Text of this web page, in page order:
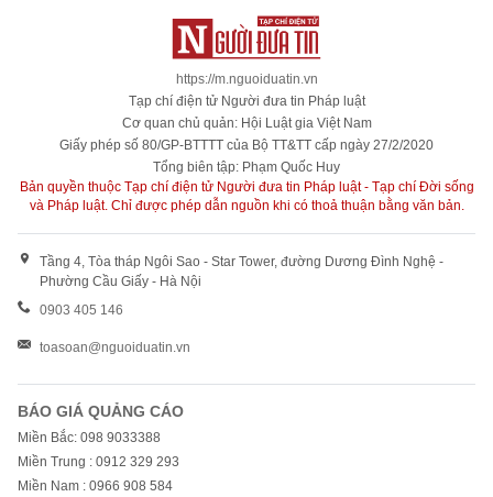
https://m.nguoiduatin.vn
Tạp chí điện tử Người đưa tin Pháp luật
Cơ quan chủ quản: Hội Luật gia Việt Nam
Giấy phép số 80/GP-BTTTT của Bộ TT&TT cấp ngày 27/2/2020
Tổng biên tập: Phạm Quốc Huy
Bản quyền thuộc Tạp chí điện tử Người đưa tin Pháp luật - Tạp chí Đời sống
và Pháp luật. Chỉ được phép dẫn nguồn khi có thoả thuận bằng văn bản.
Tầng 4, Tòa tháp Ngôi Sao - Star Tower, đường Dương Đình Nghệ -
Phường Cầu Giấy - Hà Nội
0903 405 146
toasoan@nguoiduatin.vn
BÁO GIÁ QUẢNG CÁO
Miền Bắc: 098 9033388
Miền Trung : 0912 329 293
Miền Nam : 0966 908 584